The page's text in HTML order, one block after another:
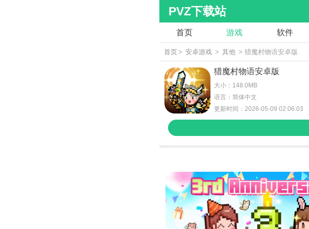
PVZ下载站
首页 游戏 软件
首页> 安卓游戏 > 其他 > 猎魔村物语安卓版
猎魔村物语安卓版
大小：148.0MB
语言：简体中文
更新时间：2026-05-09 02:06:03